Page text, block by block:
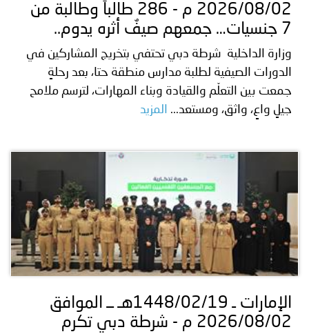
2026/08/02 م - 286 طالباً وطالبة من
7 جنسيات… جمعهم صيفٌ أثره يدوم..
وزارة الداخلية شرطة دبي تحتفي بتخريج المشاركين في
الدورات الصيفية لطلبة مدارس منطقة حتا، بعد رحلةٍ
جمعت بين التعلّم والقيادة وبناء المهارات، لترسم ملامح
جيلٍ واعٍ، واثق، ومستعد...
المزيد
الإمارات ـ 1448/02/19هـ ــ الموافق
2026/08/02 م - شرطة دبي تكرم